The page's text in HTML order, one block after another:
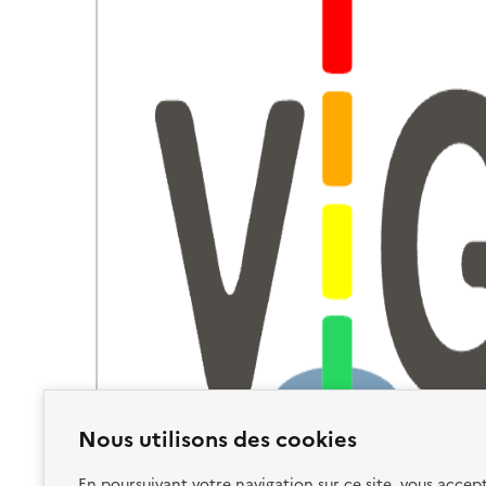
Nous utilisons des cookies